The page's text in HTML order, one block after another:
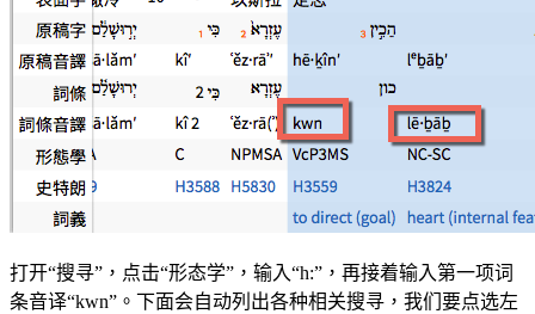
打开“搜寻”，点击“形态学”，输入“h:”，再接着输入第一项词
条音译“kwn”。下面会自动列出各种相关搜寻，我们要点选左